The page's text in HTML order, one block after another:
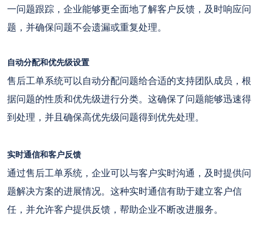
一问题跟踪，企业能够更全面地了解客户反馈，及时响应问
题，并确保问题不会遗漏或重复处理。
自动分配和优先级设置
售后工单系统可以自动分配问题给合适的支持团队成员，根
据问题的性质和优先级进行分类。这确保了问题能够迅速得
到处理，并且确保高优先级问题得到优先处理。
实时通信和客户反馈
通过售后工单系统，企业可以与客户实时沟通，及时提供问
题解决方案的进展情况。这种实时通信有助于建立客户信
任，并允许客户提供反馈，帮助企业不断改进服务。